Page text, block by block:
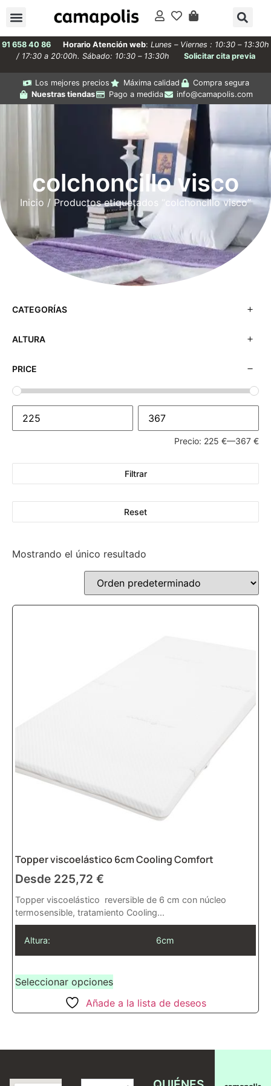
91 658 40 86 Horario Atención web: Lunes – Viernes : 10:30 – 13:30h
/ 17:30 a 20:00h. Sábado: 10:30 – 13:30h
Solicitar cita previa
Los mejores precios Máxima calidad
Compra segura
Nuestras tiendas
Pago a medida info@camapolis.com
colchoncillo visco
Inicio / Productos etiquetados “colchoncillo visco”
CATEGORÍAS
ALTURA
PRICE
Precio: 225 €—367 €
Filtrar
Reset
Mostrando el único resultado
Topper viscoelástico 6cm Cooling Comfort
Desde 225,72 €
Topper viscoelástico reversible de 6 cm con núcleo
termosensible, tratamiento Cooling...
Altura: 6cm
Seleccionar opciones
Añade a la lista de deseos